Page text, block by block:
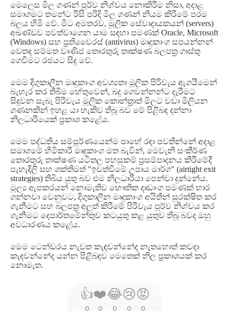
මෙලෙස මිල ගණන් පූර්ව නිශ්චය නොකිරීම නිසා, අදාළ
සමාගමට තමන්ට රිසි පරිදි මිල ගණන් නියම කිරීමේ පරම
බලය හිමි වේ. මීට අමතරව, මූලික සේවාදායකයන් (servers)
අඛණ්ඩව පවත්වාගෙන යාම සඳහා පමණක් Oracle, Microsoft
(Windows) සහ ප්‍රතිවෛරස් (antivirus) මෘදුකාංග සපයන්නන්
වෙතද සම්මත වාණිජ තොරතුරු තාක්ෂණ බලපත්‍ර ගාස්තු
ගෙවීමට රජයට සිදු වේ.
මෙම දිගුකාලීන මෘදුකාංග අවශ්‍යතා මූලික පිරිවැය ඇගයීමෙන්
බැහැර කර තිබීම හේතුවෙන්, බදු ගෙවන්නන්ට දැරීමට
සිදුවන සැබෑ පිරිවැය මූලික කොන්ත්‍රාත් මිලට වඩා මිලියන
ගණනකින් ඉහළ යා හැකිව තිබූ බව මේ පිළිබඳ දන්නා
නිලධාරියෙක් ප්‍රකාශ කළේය.
මෙම පද්ධතිය සම්පූර්ණයෙන්ම පාහේ රඳා පවතින්නේ අදාළ
සමාගමේ හිමිකාරී මෘදුකාංග මත බැවින්, මෙවැනි සංකීර්ණ
තොරතුරු තාක්ෂණ යටිතල පහසුකම් ප්‍රසම්පාදනය කිරීමේදී
පැහැදිලි සහ ශක්තිමත් "ඉවත්වීමේ උපාය මාර්ග" (airtight exit
strategies) තිබිය යුතු බව එම නිලධාරියා පෙන්වා දුන්නේය.
මූල්‍ය ඇපකරයන් නොමැතිව භෞතික දෘඩාංග පමණක් භාර
ගන්නවා වෙනුවට, දිගුකාලීන මෘදුකාංග අයිතීන් සුරක්ෂිත කර
ගැනීමට සහ බලපත්‍ර අලුත් කිරීමේ පිරිවැය පූර්ව නිශ්චය කර
ගැනීමට දෙපාර්තමේන්තුව කටයුතු කළ යුතුව තිබූ බවද ඔහු
අවධාරණය කළේය.
මෙම ටෙන්ඩරය නැවත කැඳවන්නේද නැතහොත් කවදා
කැඳවන්නේද යන්න පිළිබඳව මෙතෙක් නිල ප්‍රකාශයක් කර
නොමැත.
👍
0
❤️
0
😂
0
😢
0
😡
0